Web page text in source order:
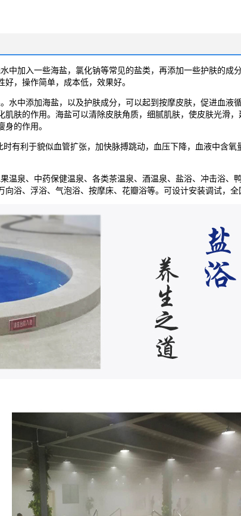
中加入一些海盐，氯化钠等常见的盐类，再添加一些护肤的成
，操作简单，成本低，效果好。
中添加海盐，以及护肤成分，可以起到按摩皮肤，促进血液循
肤的作用。海盐可以清除皮肤角质，细腻肌肤，使皮肤光滑
的作用。
利于貌似血管扩张，加快脉搏跳动，血压下降，血液中含氧
温泉、中药保健温泉、各类茶温泉、酒温泉、盐浴、冲击浴、
浴、浮浴、气泡浴、按摩床、花瓣浴等。可设计安装调试，全